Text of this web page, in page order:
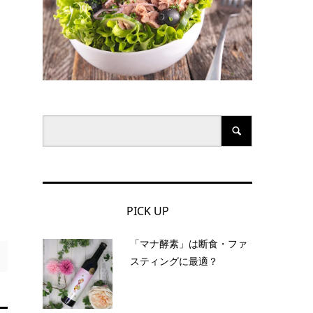
PICK UP
「マナ酵素」は断食・ファ
スティングに最適？